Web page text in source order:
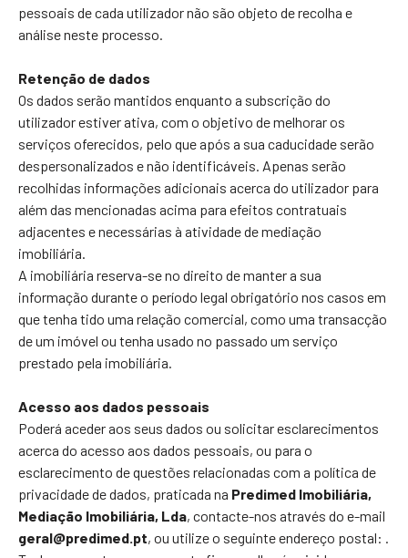
pessoais de cada utilizador não são objeto de recolha e
análise neste processo.
Retenção de dados
Os dados serão mantidos enquanto a subscrição do
utilizador estiver ativa, com o objetivo de melhorar os
serviços oferecidos, pelo que após a sua caducidade serão
despersonalizados e não identificáveis. Apenas serão
recolhidas informações adicionais acerca do utilizador para
além das mencionadas acima para efeitos contratuais
adjacentes e necessárias à atividade de mediação
imobiliária.
A imobiliária reserva-se no direito de manter a sua
informação durante o período legal obrigatório nos casos em
que tenha tido uma relação comercial, como uma transacção
de um imóvel ou tenha usado no passado um serviço
prestado pela imobiliária.
Acesso aos dados pessoais
Poderá aceder aos seus dados ou solicitar esclarecimentos
acerca do acesso aos dados pessoais, ou para o
esclarecimento de questões relacionadas com a política de
privacidade de dados, praticada na Predimed Imobiliária,
Mediação Imobiliária, Lda, contacte-nos através do e-mail
geral@predimed.pt, ou utilize o seguinte endereço postal: .